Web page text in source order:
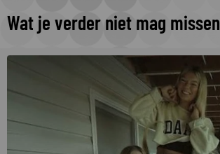
Wat je verder niet mag missen